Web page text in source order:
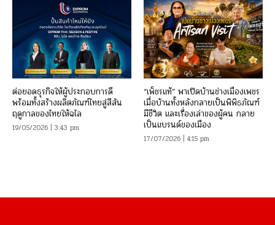
ต่อยอดธุรกิจให้ผู้ประกอบการดี
พร้อมทั้งสร้างผลิตภัณฑ์ไทยสู่สีสัน
ฤดูกาลของไทยให้ฉไล
19/05/2026 | 3:43 pm
“เพ็ชรแท้” พาเปิดบ้านช่างเมืองเพชร
เมื่อบ้านทั้งหลังกลายเป็นพิพิธภัณฑ์
มีชีวิต และเรื่องเล่าของผู้คน กลาย
เป็นแบรนด์ของเมือง
17/07/2026 | 4:15 pm